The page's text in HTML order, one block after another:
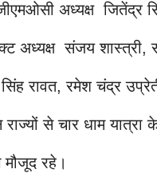
अध्यक्ष जितेंद्र
अध्यक्ष संजय शास्त्री,
रावत, रमेश चंद्र
राज्यों से चार धाम
मौजूद रहे।